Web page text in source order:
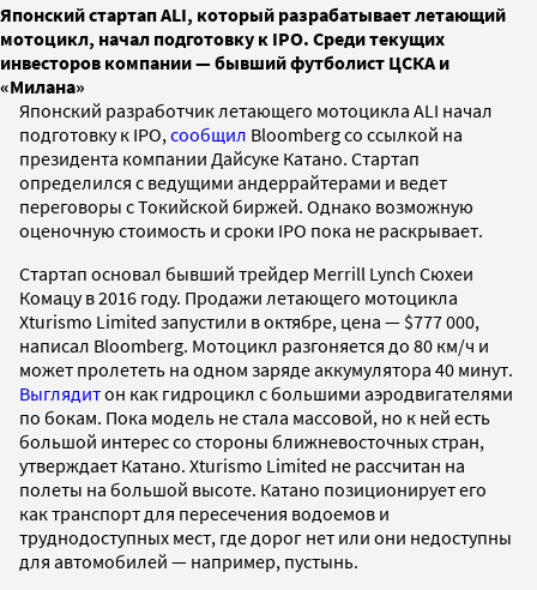
Японский стартап ALI, который разрабатывает летающий
мотоцикл, начал подготовку к IPO. Среди текущих
инвесторов компании — бывший футболист ЦСКА и
«Милана»
Японский разработчик летающего мотоцикла ALI начал
подготовку к IPO, сообщил Bloomberg со ссылкой на
президента компании Дайсуке Катано. Стартап
определился с ведущими андеррайтерами и ведет
переговоры с Токийской биржей. Однако возможную
оценочную стоимость и сроки IPO пока не раскрывает.
Стартап основал бывший трейдер Merrill Lynch Сюхеи
Комацу в 2016 году. Продажи летающего мотоцикла
Xturismo Limited запустили в октябре, цена — $777 000,
написал Bloomberg. Мотоцикл разгоняется до 80 км/ч и
может пролететь на одном заряде аккумулятора 40 минут.
Выглядитон как гидроцикл с большими аэродвигателями
по бокам. Пока модель не стала массовой, но к ней есть
большой интерес со стороны ближневосточных стран,
утверждает Катано. Xturismo Limited не рассчитан на
полеты на большой высоте. Катано позиционирует его
как транспорт для пересечения водоемов и
труднодоступных мест, где дорог нет или они недоступны
для автомобилей — например, пустынь.